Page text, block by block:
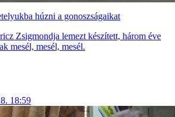
húzni a gonoszságaikat
Zsigmondja lemezt készített, három éve
mesél, mesél, mesél.
18:59